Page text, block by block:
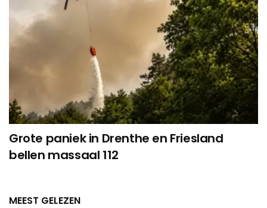
Grote paniek in Drenthe en Friesland
bellen massaal 112
MEEST GELEZEN